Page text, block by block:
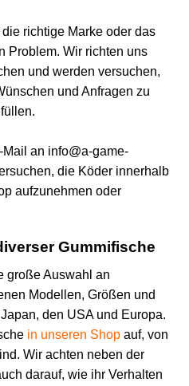
richtige Marke oder das
Problem. Wir richten uns
und werden versuchen,
und Anfragen zu
Mail an info@a-game-
die Köder innerhalb
aufzunehmen oder
Gummifische
große Auswahl an
Modellen, Größen und
den USA und Europa.
in unseren Shop auf, von
Wir achten neben der
darauf, wie ihr Verhalten